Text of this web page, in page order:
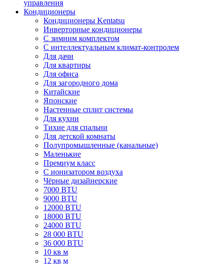
управления
Кондиционеры
Кондиционеры Kentatsu
Инверторные кондиционеры
С зимним комплектом
С интеллектуальным климат-контролем
Для дачи
Для квартиры
Для офиса
Для загородного дома
Китайские
Японские
Настенные сплит системы
Для кухни
Тихие для спальни
Для детской комнаты
Полупромышленные (канальные)
Маленькие
Премиум класс
C ионизатором воздуха
Чёрные дизайнерские
7000 BTU
9000 BTU
12000 BTU
18000 BTU
24000 BTU
28 000 BTU
36 000 BTU
10 кв м
12 кв м